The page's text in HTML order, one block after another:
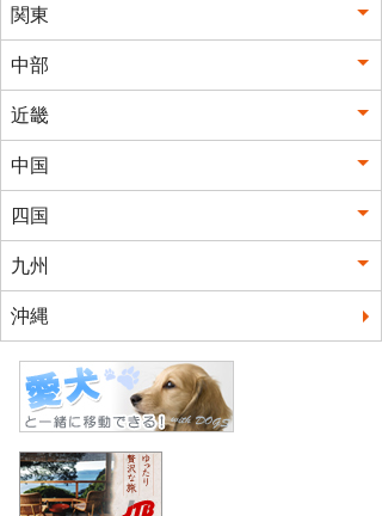
関東
中部
近畿
中国
四国
九州
沖縄